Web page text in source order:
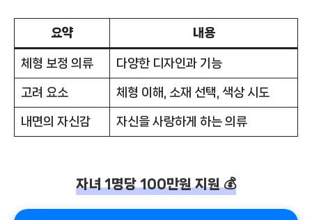
요약 내용
체형 보정 의류 다양한 디자인과 기능
고려 요소 체형 이해, 소재 선택, 색상 시도
내면의 자신감 자신을 사랑하게 하는 의류
자녀 1명당 100만원 지원 💰